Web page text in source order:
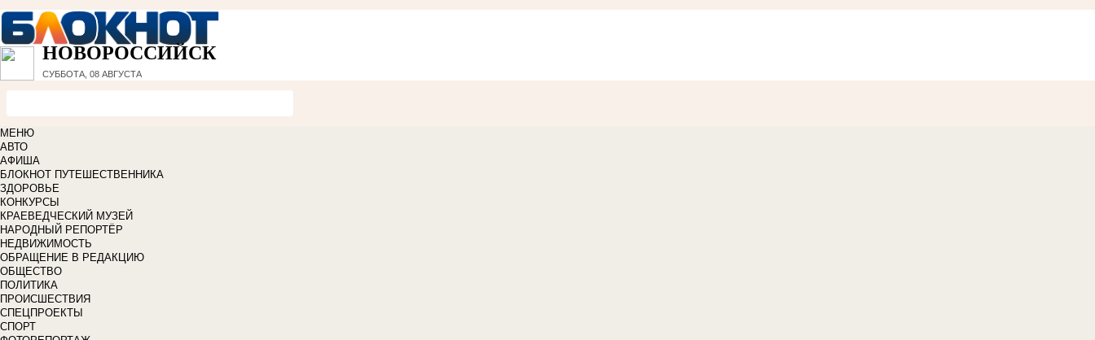
НОВОРОССИЙСК
СУББОТА, 08 АВГУСТА
МЕНЮ
АВТО
АФИША
БЛОКНОТ ПУТЕШЕСТВЕННИКА
ЗДОРОВЬЕ
КОНКУРСЫ
КРАЕВЕДЧЕСКИЙ МУЗЕЙ
НАРОДНЫЙ РЕПОРТЁР
НЕДВИЖИМОСТЬ
ОБРАЩЕНИЕ В РЕДАКЦИЮ
ОБЩЕСТВО
ПОЛИТИКА
ПРОИСШЕСТВИЯ
СПЕЦПРОЕКТЫ
СПОРТ